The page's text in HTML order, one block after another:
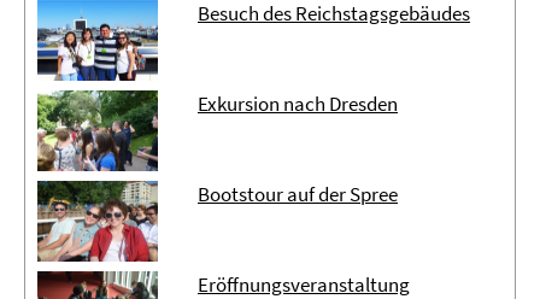
Besuch des Reichstagsgebäudes
Exkursion nach Dresden
Bootstour auf der Spree
Eröffnungsveranstaltung